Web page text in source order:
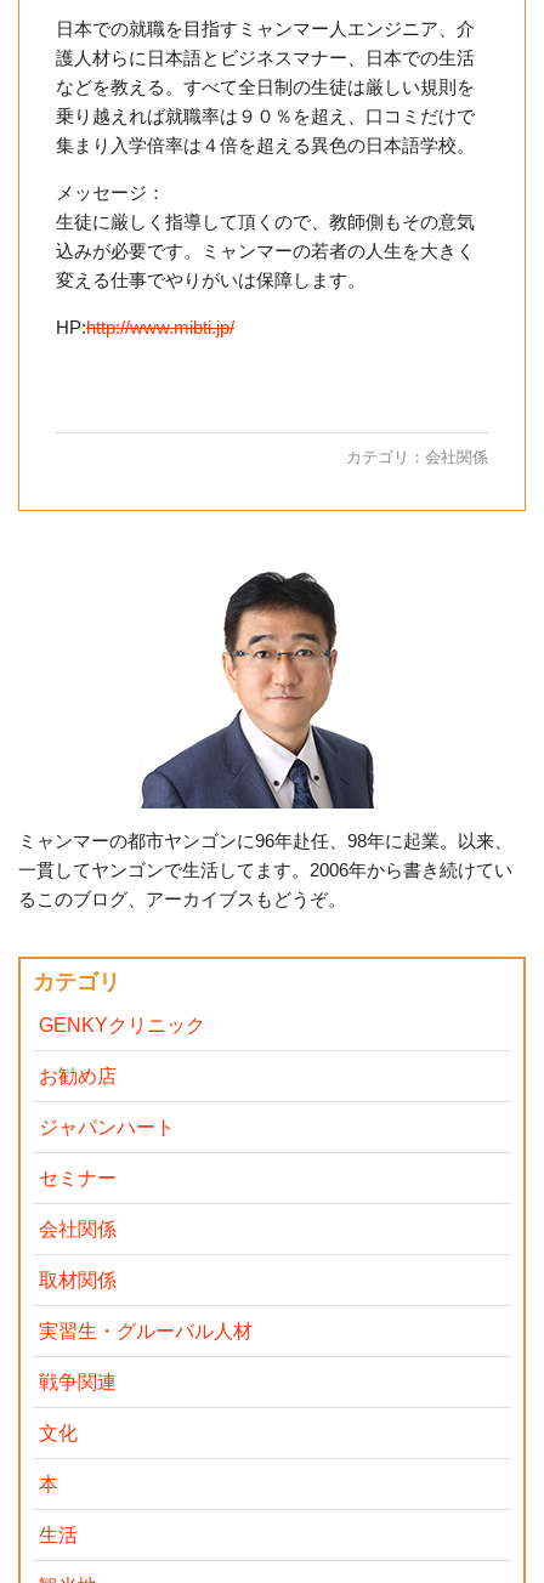
日本での就職を目指すミャンマー人エンジニア、介
護人材らに日本語とビジネスマナー、日本での生活
などを教える。すべて全日制の生徒は厳しい規則を
乗り越えれば就職率は９０％を超え、口コミだけで
集まり入学倍率は４倍を超える異色の日本語学校。
メッセージ：
生徒に厳しく指導して頂くので、教師側もその意気
込みが必要です。ミャンマーの若者の人生を大きく
変える仕事でやりがいは保障します。
HP:http://www.mibti.jp/
カテゴリ： 会社関係
ミャンマーの都市ヤンゴンに96年赴任、98年に起業。以来、
一貫してヤンゴンで生活してます。2006年から書き続けてい
るこのブログ、アーカイブスもどうぞ。
カテゴリ
GENKYクリニック
お勧め店
ジャパンハート
セミナー
会社関係
取材関係
実習生・グルーバル人材
戦争関連
文化
本
生活